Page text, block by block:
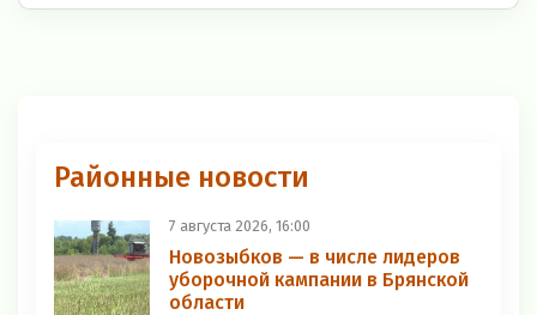
Районные новости
7 августа 2026, 16:00
Новозыбков — в числе лидеров
уборочной кампании в Брянской
области